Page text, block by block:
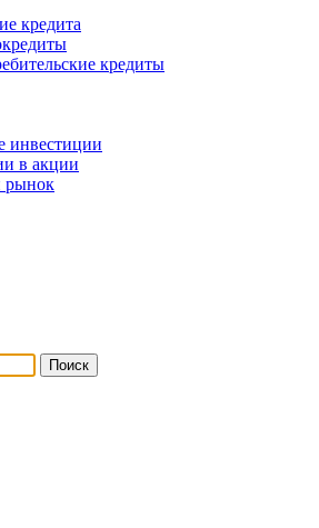
кредита
кредиты
инвестиции
в акции
рынок